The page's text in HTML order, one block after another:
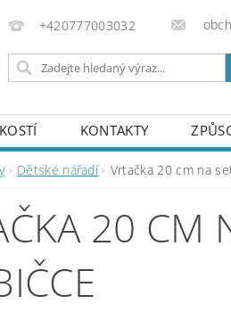
+420777003032
KONTAKTY
Dětské nářadí Vrtačka 20 cm na
20 CM